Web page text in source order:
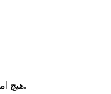
هیچ امتیاز پاداش برای این محصول وجود ندارد.